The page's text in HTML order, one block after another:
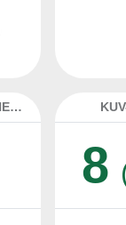
OUTPERFORMER-CHECK
8